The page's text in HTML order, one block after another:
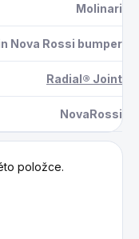
Molinari
Nova Rossi bumper
Radial® Joint
NovaRossi
položce.